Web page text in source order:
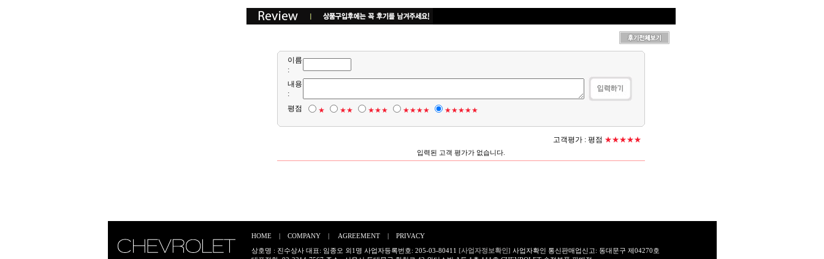
이름
:
내용
:
평점
★ ★★ ★★★ ★★★★ ★★★★★
고객평가 : 평점 ★★★★★
입력된 고객 평가가 없습니다.
HOME | COMPANY | AGREEMENT |
PRIVACY
상호명 : 진수상사 대표: 임종오 외1명 사업자등록번호: 205-03-80411 [사업자정보확인] 사업자확인 통신판매업신고: 동대문구 제04270호